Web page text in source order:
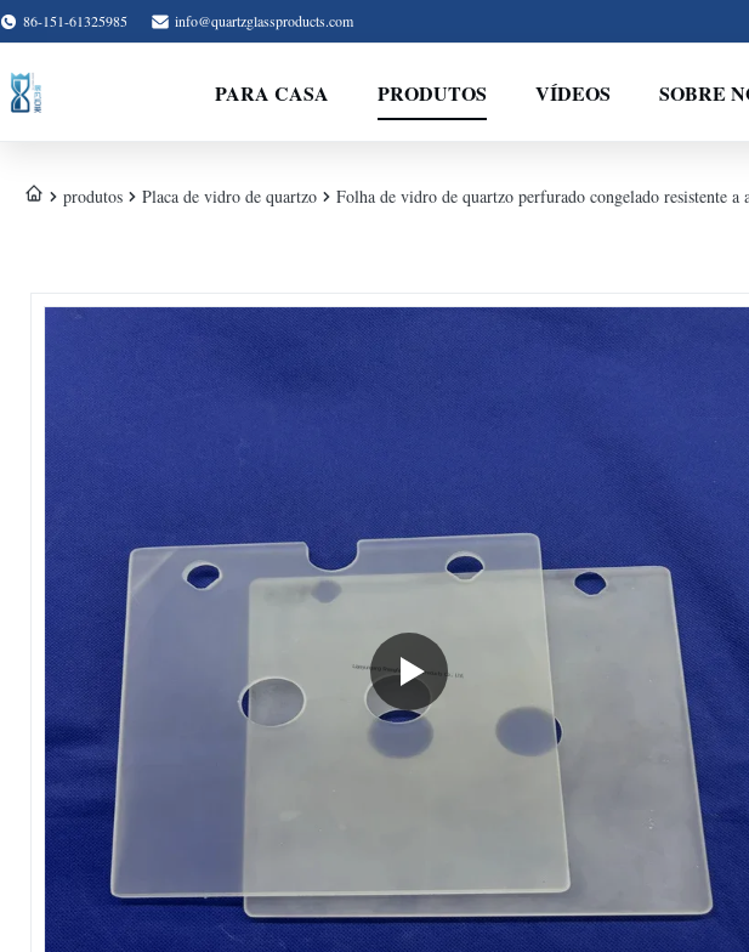
86-151-61325985 info@quartzglassproducts.com
PARA CASA PRODUTOS VÍDEOS SOBRE
produtos Placa de vidro de quartzo Folha de vidro de quartzo perfurado congelado resistente a